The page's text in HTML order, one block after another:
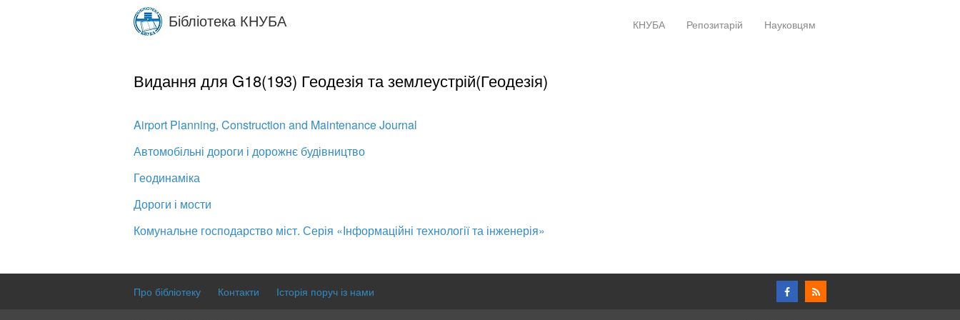
Бібліотека КНУБА КНУБА Репозитарій Науковцям
Видання для G18(193) Геодезія та землеустрій(Геодезія)
Airport Planning, Construction and Maintenance Journal
Автомобільні дороги і дорожнє будівництво
Геодинаміка
Дороги і мости
Комунальне господарство міст. Серія «Інформаційні технології та інженерія»
Про бібліотеку Контакти Історія поруч із нами